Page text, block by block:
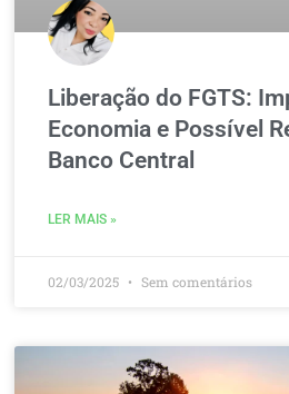
Liberação do FGTS:
Economia e Possível
Banco Central
LER MAIS »
02/03/2025 Sem comentários